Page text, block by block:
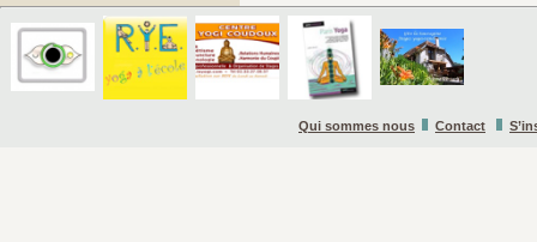
Qui sommes nous Contact